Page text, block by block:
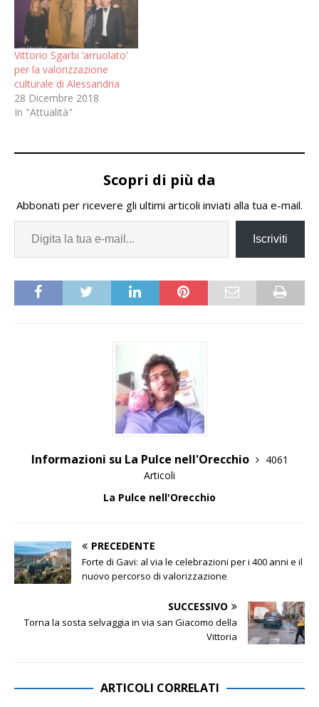
Vittorio Sgarbi ‘arruolato’
per la valorizzazione
culturale di Alessandria
28 Dicembre 2018
In "Attualità"
Scopri di più da
Abbonati per ricevere gli ultimi articoli inviati alla tua e-mail.
Iscriviti
Informazioni su La Pulce nell'Orecchio
4061
Articoli
La Pulce nell'Orecchio
PRECEDENTE
Forte di Gavi: al via le celebrazioni per i 400 anni e il
nuovo percorso di valorizzazione
SUCCESSIVO
Torna la sosta selvaggia in via san Giacomo della
Vittoria
ARTICOLI CORRELATI